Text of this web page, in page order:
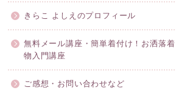
きらこ よしえのプロフィール
無料メール講座・簡単着付け！お洒落着
物入門講座
ご感想・お問い合わせなど